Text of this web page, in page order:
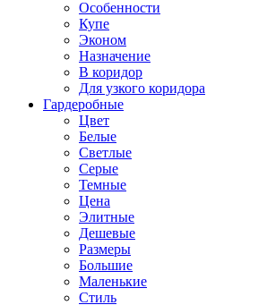
Особенности
Купе
Эконом
Назначение
В коридор
Для узкого коридора
Гардеробные
Цвет
Белые
Светлые
Серые
Темные
Цена
Элитные
Дешевые
Размеры
Большие
Маленькие
Стиль